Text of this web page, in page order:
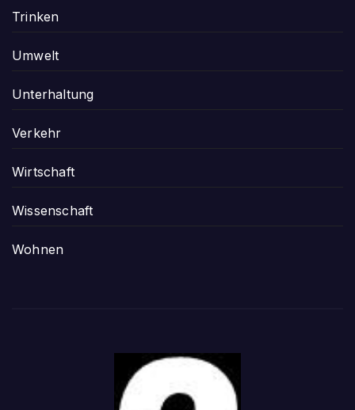
Trinken
Umwelt
Unterhaltung
Verkehr
Wirtschaft
Wissenschaft
Wohnen